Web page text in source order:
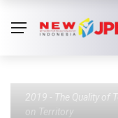
2019 - The Quality of
on Territory